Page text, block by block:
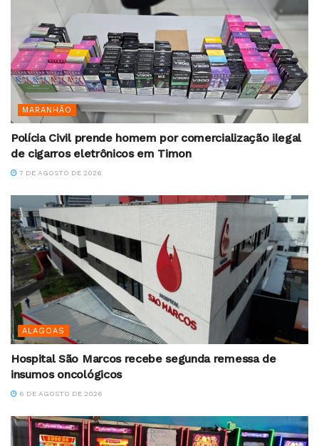
MARANHÃO
Polícia Civil prende homem por comercialização ilegal
de cigarros eletrônicos em Timon
7 DE AGOSTO DE 2026
ALAGOAS
Hospital São Marcos recebe segunda remessa de
insumos oncológicos
6 DE AGOSTO DE 2026